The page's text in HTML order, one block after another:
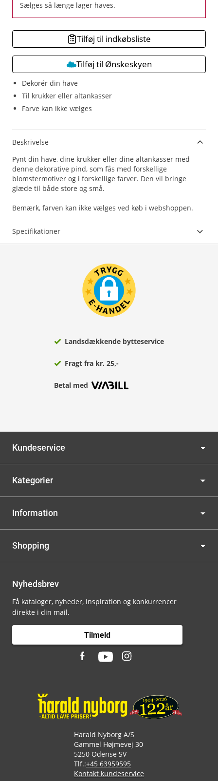
Dekorér din have
Til krukker eller altankasser
Farve kan ikke vælges
Sælges så længe lager haves.
Tilføj til indkøbsliste
Tilføj til Ønskeskyen
Beskrivelse
Pynt din have, dine krukker eller dine altankasser med
denne dekorative pind, som fås med forskellige
blomstermotiver og i forskellige farver. Den vil bringe
glæde til både store og små.
Bemærk, farven kan ikke vælges ved køb i webshoppen.
Specifikationer
Landsdækkende bytteservice
Fragt fra kr. 25,-
Betal med
Kundeservice
Kategorier
Information
Shopping
Nyhedsbrev
Få kataloger, nyheder, inspiration og konkurrencer
direkte i din mail.
Tilmeld
Harald Nyborg A/S
Gammel Højmevej 30
5250 Odense SV
Tlf.:+45 63959595
Kontakt kundeservice